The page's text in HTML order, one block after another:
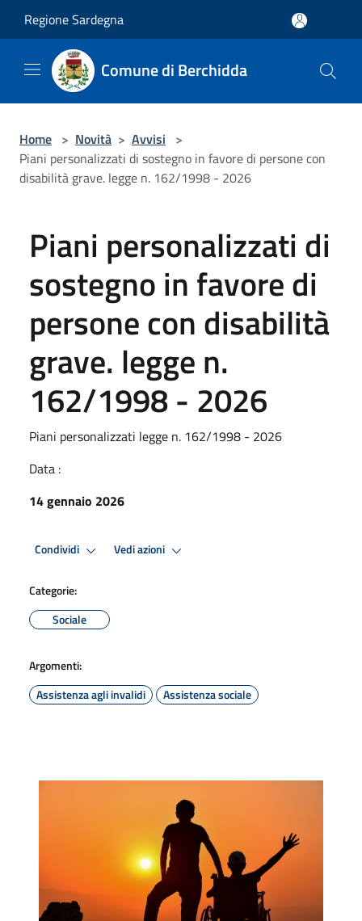
Regione Sardegna
Comune di Berchidda
Home > Novità > Avvisi >
Piani personalizzati di sostegno in favore di persone con
disabilità grave. legge n. 162/1998 - 2026
Piani personalizzati di
sostegno in favore di
persone con disabilità
grave. legge n.
162/1998 - 2026
Piani personalizzati legge n. 162/1998 - 2026
Data :
14 gennaio 2026
Condividi Vedi azioni
Categorie:
Sociale
Argomenti:
Assistenza agli invalidi
Assistenza sociale